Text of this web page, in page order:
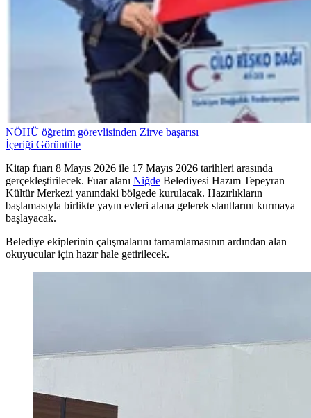
NÖHÜ öğretim görevlisinden Zirve başarısı
İçeriği Görüntüle
Kitap fuarı 8 Mayıs 2026 ile 17 Mayıs 2026 tarihleri arasında
gerçekleştirilecek. Fuar alanı Niğde Belediyesi Hazım Tepeyran
Kültür Merkezi yanındaki bölgede kurulacak. Hazırlıkların
başlamasıyla birlikte yayın evleri alana gelerek stantlarını kurmaya
başlayacak.
Belediye ekiplerinin çalışmalarını tamamlamasının ardından alan
okuyucular için hazır hale getirilecek.